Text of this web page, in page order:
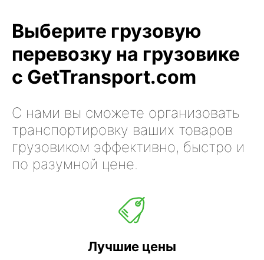
Выберите грузовую
перевозку на грузовике
с GetTransport.com
С нами вы сможете организовать
транспортировку ваших товаров
грузовиком эффективно, быстро и
по разумной цене.
Лучшие цены